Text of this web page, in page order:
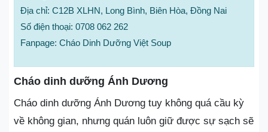
Địa chỉ: C12B XLHN, Long Bình, Biên Hòa, Đồng Nai
Số điện thoại: 0708 062 262
Fanpage: Cháo Dinh Dưỡng Việt Soup
Cháo dinh dưỡng Ánh Dương
Cháo dinh dưỡng Ánh Dương tuy không quá cầu kỳ
về không gian, nhưng quán luôn giữ được sự sạch sẽ